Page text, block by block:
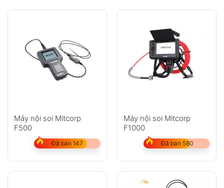
Máy nội soi Mitcorp
F500
Đã bán 147
Máy nội soi Mitcorp
F1000
Đã bán 580